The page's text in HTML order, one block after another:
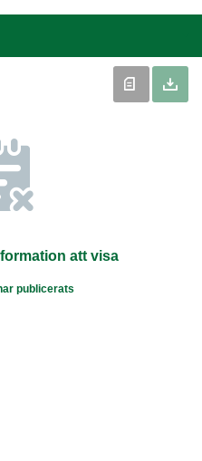
att visa
publicerats